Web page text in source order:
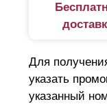
Для
указать
указанный